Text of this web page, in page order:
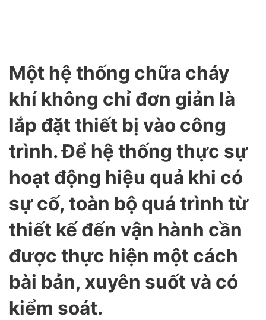
Một hệ thống chữa cháy
khí không chỉ đơn giản là
lắp đặt thiết bị vào công
trình. Để hệ thống thực sự
hoạt động hiệu quả khi có
sự cố, toàn bộ quá trình từ
thiết kế đến vận hành cần
được thực hiện một cách
bài bản, xuyên suốt và có
kiểm soát.